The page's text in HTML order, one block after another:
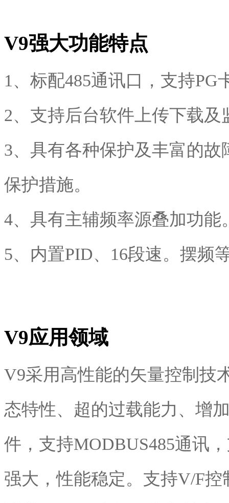
V9强大功能特点
1、标配485通讯口，支持PG
2、支持后台软件上传下载及
3、具有各种保护及丰富的
保护措施。
4、具有主辅频率源叠加功能
5、内置PID、16段速。摆频
V9应用领域
V9采用高性能的矢量控制技
态特性、超的过载能力、增
件，支持MODBUS485通讯
强大，性能稳定。支持V/F